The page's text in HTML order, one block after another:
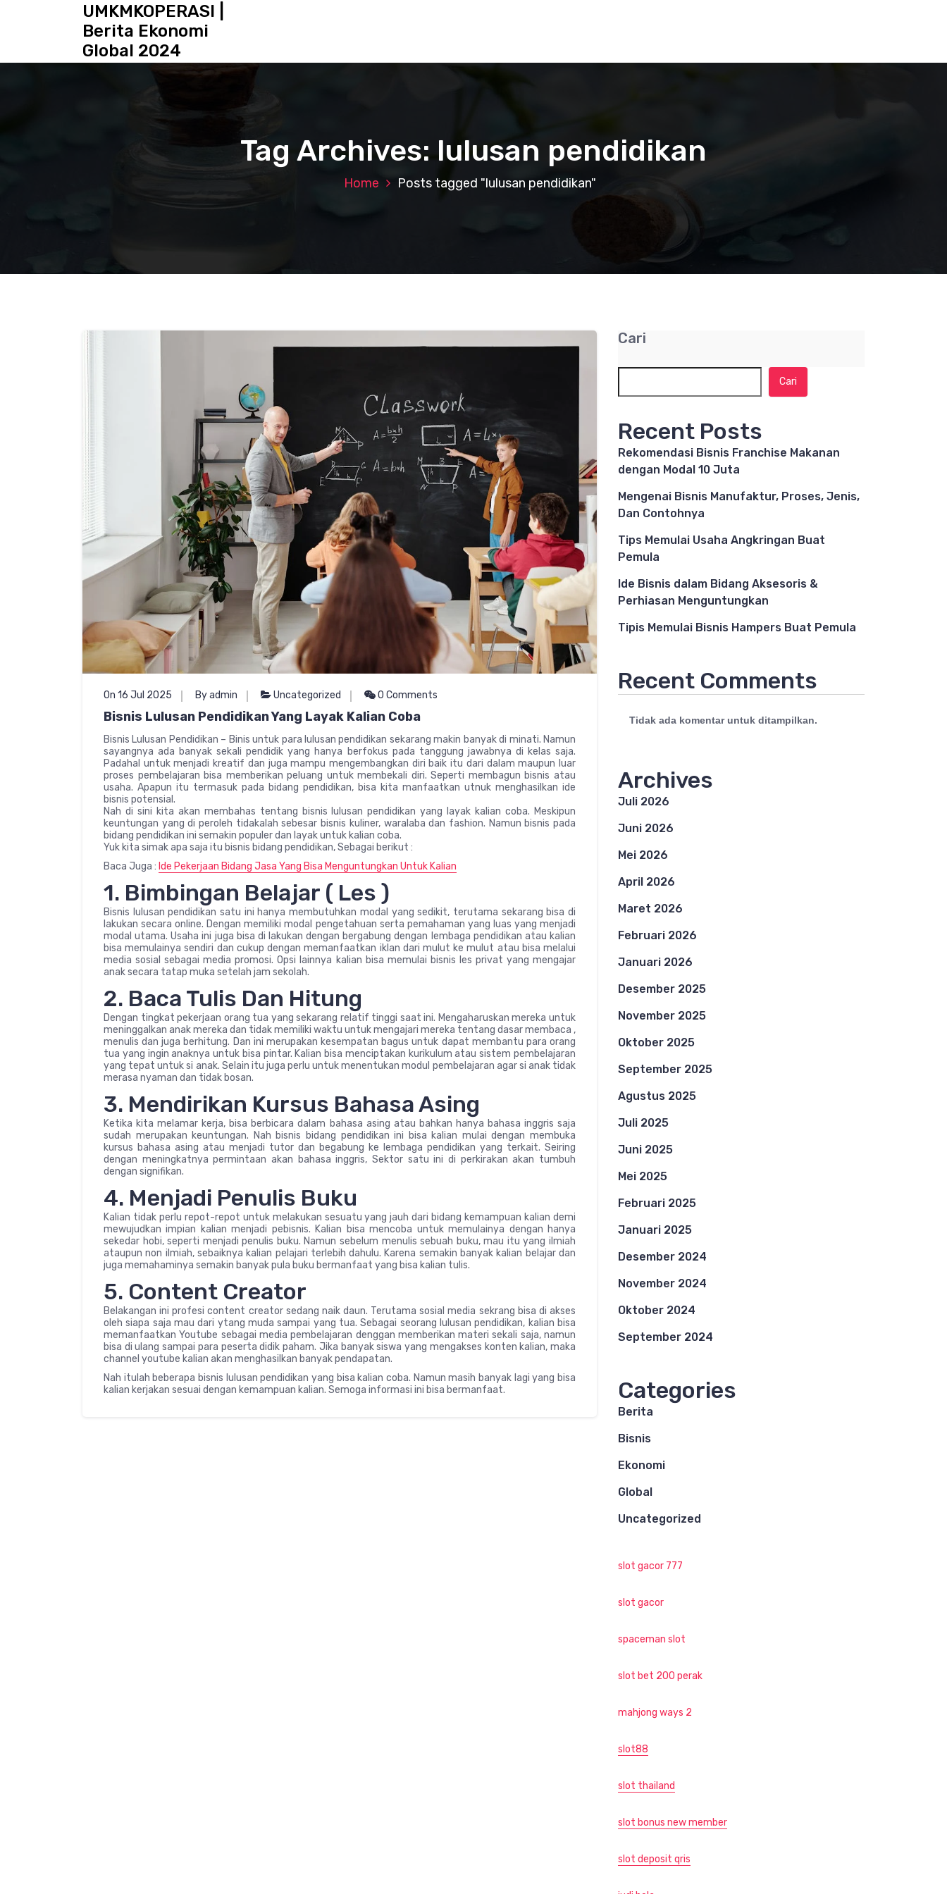
UMKMKOPERASI |
Berita Ekonomi
Global 2024
Tag Archives: lulusan pendidikan
Home Posts tagged "lulusan pendidikan"
On 16 Jul 2025 By admin Uncategorized 0 Comments
Bisnis Lulusan Pendidikan Yang Layak Kalian Coba
Bisnis Lulusan Pendidikan – Binis untuk para lulusan pendidikan sekarang makin banyak di minati. Namun
sayangnya ada banyak sekali pendidik yang hanya berfokus pada tanggung jawabnya di kelas saja.
Padahal untuk menjadi kreatif dan juga mampu mengembangkan diri baik itu dari dalam maupun luar
proses pembelajaran bisa memberikan peluang untuk membekali diri. Seperti membagun bisnis atau
usaha. Apapun itu termasuk pada bidang pendidikan, bisa kita manfaatkan utnuk menghasilkan ide
bisnis potensial.
Nah di sini kita akan membahas tentang bisnis lulusan pendidikan yang layak kalian coba. Meskipun
keuntungan yang di peroleh tidakalah sebesar bisnis kuliner, waralaba dan fashion. Namun bisnis pada
bidang pendidikan ini semakin populer dan layak untuk kalian coba.
Yuk kita simak apa saja itu bisnis bidang pendidikan, Sebagai berikut :
Baca Juga : Ide Pekerjaan Bidang Jasa Yang Bisa Menguntungkan Untuk Kalian
1. Bimbingan Belajar ( Les )
Bisnis lulusan pendidikan satu ini hanya membutuhkan modal yang sedikit, terutama sekarang bisa di
lakukan secara online. Dengan memiliki modal pengetahuan serta pemahaman yang luas yang menjadi
modal utama. Usaha ini juga bisa di lakukan dengan bergabung dengan lembaga pendidikan atau kalian
bisa memulainya sendiri dan cukup dengan memanfaatkan iklan dari mulut ke mulut atau bisa melalui
media sosial sebagai media promosi. Opsi lainnya kalian bisa memulai bisnis les privat yang mengajar
anak secara tatap muka setelah jam sekolah.
2. Baca Tulis Dan Hitung
Dengan tingkat pekerjaan orang tua yang sekarang relatif tinggi saat ini. Mengaharuskan mereka untuk
meninggalkan anak mereka dan tidak memiliki waktu untuk mengajari mereka tentang dasar membaca ,
menulis dan juga berhitung. Dan ini merupakan kesempatan bagus untuk dapat membantu para orang
tua yang ingin anaknya untuk bisa pintar. Kalian bisa menciptakan kurikulum atau sistem pembelajaran
yang tepat untuk si anak. Selain itu juga perlu untuk menentukan modul pembelajaran agar si anak tidak
merasa nyaman dan tidak bosan.
3. Mendirikan Kursus Bahasa Asing
Ketika kita melamar kerja, bisa berbicara dalam bahasa asing atau bahkan hanya bahasa inggris saja
sudah merupakan keuntungan. Nah bisnis bidang pendidikan ini bisa kalian mulai dengan membuka
kursus bahasa asing atau menjadi tutor dan begabung ke lembaga pendidikan yang terkait. Seiring
dengan meningkatnya permintaan akan bahasa inggris, Sektor satu ini di perkirakan akan tumbuh
dengan signifikan.
4. Menjadi Penulis Buku
Kalian tidak perlu repot-repot untuk melakukan sesuatu yang jauh dari bidang kemampuan kalian demi
mewujudkan impian kalian menjadi pebisnis. Kalian bisa mencoba untuk memulainya dengan hanya
sekedar hobi, seperti menjadi penulis buku. Namun sebelum menulis sebuah buku, mau itu yang ilmiah
ataupun non ilmiah, sebaiknya kalian pelajari terlebih dahulu. Karena semakin banyak kalian belajar dan
juga memahaminya semakin banyak pula buku bermanfaat yang bisa kalian tulis.
5. Content Creator
Belakangan ini profesi content creator sedang naik daun. Terutama sosial media sekrang bisa di akses
oleh siapa saja mau dari ytang muda sampai yang tua. Sebagai seorang lulusan pendidikan, kalian bisa
memanfaatkan Youtube sebagai media pembelajaran denggan memberikan materi sekali saja, namun
bisa di ulang sampai para peserta didik paham. Jika banyak siswa yang mengakses konten kalian, maka
channel youtube kalian akan menghasilkan banyak pendapatan.
Nah itulah beberapa bisnis lulusan pendidikan yang bisa kalian coba. Namun masih banyak lagi yang bisa
kalian kerjakan sesuai dengan kemampuan kalian. Semoga informasi ini bisa bermanfaat.
Cari
Cari
Recent Posts
Rekomendasi Bisnis Franchise Makanan
dengan Modal 10 Juta
Mengenai Bisnis Manufaktur, Proses, Jenis,
Dan Contohnya
Tips Memulai Usaha Angkringan Buat
Pemula
Ide Bisnis dalam Bidang Aksesoris &
Perhiasan Menguntungkan
Tipis Memulai Bisnis Hampers Buat Pemula
Recent Comments
Tidak ada komentar untuk ditampilkan.
Archives
Juli 2026
Juni 2026
Mei 2026
April 2026
Maret 2026
Februari 2026
Januari 2026
Desember 2025
November 2025
Oktober 2025
September 2025
Agustus 2025
Juli 2025
Juni 2025
Mei 2025
Februari 2025
Januari 2025
Desember 2024
November 2024
Oktober 2024
September 2024
Categories
Berita
Bisnis
Ekonomi
Global
Uncategorized
slot gacor 777
slot gacor
spaceman slot
slot bet 200 perak
mahjong ways 2
slot88
slot thailand
slot bonus new member
slot deposit qris